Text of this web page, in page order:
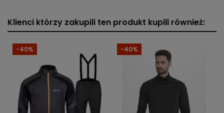
Klienci którzy zakupili ten produkt kupili również:
-40% -40%